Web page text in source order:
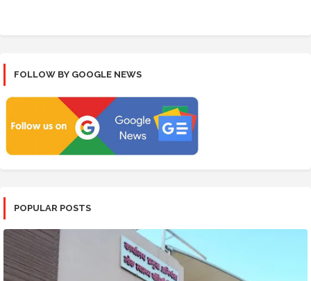
FOLLOW BY GOOGLE NEWS
POPULAR POSTS